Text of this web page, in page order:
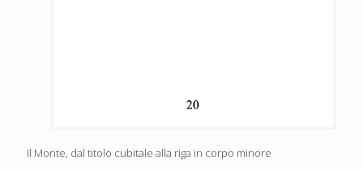
Il Monte, dal titolo cubitale alla riga in corpo minore